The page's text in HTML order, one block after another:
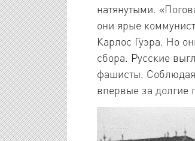
натянутыми.
они ярые
Карлос Гуэра. Но
сбора. Русские
фашисты.
впервые за долгие